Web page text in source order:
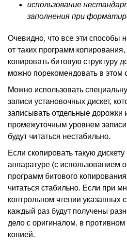
использование
заполнения при
Очевидно, что все эти способы
от таких программ
копировать битовую структуру
можно порекомендовать в этом
Можно использовать
записи установочных дискет,
записывать отдельные дорожки
промежуточным уровнем
будут читаться нестабильно.
Если скопировать такую
аппаратуре (с
программ битового
читаться стабильно. Если при
контрольном чтении указанных
каждый раз будут получены
дело с оригиналом, в противном
копией.